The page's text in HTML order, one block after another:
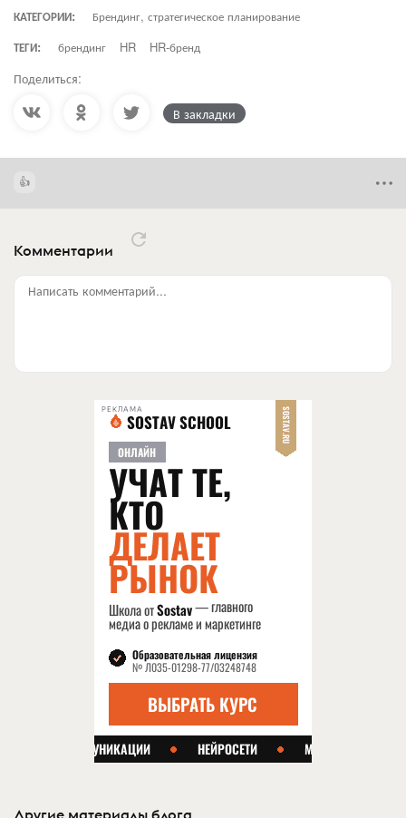
КАТЕГОРИИ:
Брендинг, стратегическое планирование
ТЕГИ:
брендинг HR HR-бренд
Поделиться:
В закладки
Комментарии
Написать комментарий...
РЕКЛАМА